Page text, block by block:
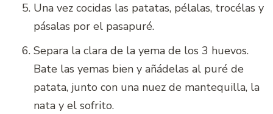
Una vez cocidas las patatas, pélalas, trocélas y
pásalas por el pasapuré.
Separa la clara de la yema de los 3 huevos.
Bate las yemas bien y añádelas al puré de
patata, junto con una nuez de mantequilla, la
nata y el sofrito.